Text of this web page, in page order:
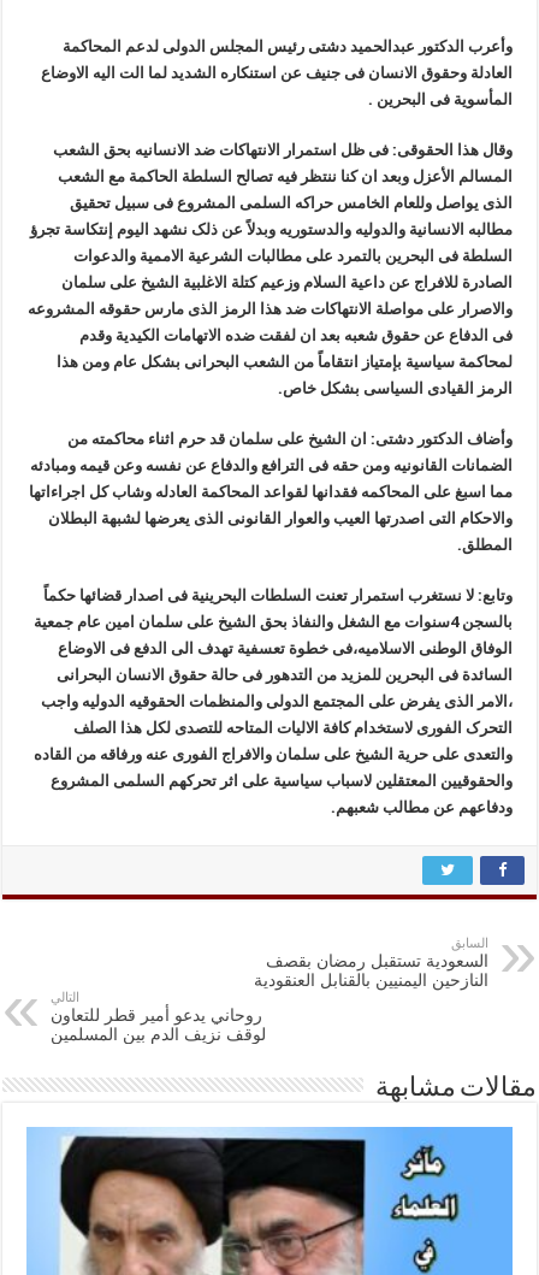
وأعرب الدکتور عبدالحمید دشتی رئیس المجلس الدولی لدعم المحاکمة
العادلة وحقوق الانسان فی جنیف عن استنکاره الشدید لما الت الیه الاوضاع
المأسویة فی البحرین .
وقال هذا الحقوقی: فی ظل استمرار الانتهاکات ضد الانسانیه بحق الشعب
المسالم الأعزل وبعد ان کنا ننتظر فیه تصالح السلطة الحاکمة مع الشعب
الذی یواصل وللعام الخامس حراکه السلمی المشروع فی سبیل تحقیق
مطالبه الانسانیة والدولیه والدستوریه وبدلاً عن ذلک نشهد الیوم إنتکاسة تجرؤ
السلطة فی البحرین بالتمرد علی مطالبات الشرعیة الاممیة والدعوات
الصادرة للافراج عن داعیة السلام وزعیم کتلة الاغلبیة الشیخ علی سلمان
والاصرار علی مواصلة الانتهاکات ضد هذا الرمز الذی مارس حقوقه المشروعه
فی الدفاع عن حقوق شعبه بعد ان لفقت ضده الاتهامات الکیدیة وقدم
لمحاکمة سیاسیة بإمتیاز انتقاماً من الشعب البحرانی بشکل عام ومن هذا
الرمز القیادی السیاسی بشکل خاص.
وأضاف الدکتور دشتی: ان الشیخ علی سلمان قد حرم اثناء محاکمته من
الضمانات القانونیه ومن حقه فی الترافع والدفاع عن نفسه وعن قیمه ومبادئه
مما اسبغ علی المحاکمه فقدانها لقواعد المحاکمة العادله وشاب کل اجراءاتها
والاحکام التی اصدرتها العیب والعوار القانونی الذی یعرضها لشبهة البطلان
المطلق.
وتابع: لا نستغرب استمرار تعنت السلطات البحرینیة فی اصدار قضائها حکماً
بالسجن 4سنوات مع الشغل والنفاذ بحق الشیخ علی سلمان امین عام جمعیة
الوفاق الوطنی الاسلامیه،فی خطوة تعسفیة تهدف الی الدفع فی الاوضاع
السائدة فی البحرین للمزید من التدهور فی حالة حقوق الانسان البحرانی
،الامر الذی یفرض علی المجتمع الدولی والمنظمات الحقوقیه الدولیه واجب
التحرک الفوری لاستخدام کافة الالیات المتاحه للتصدی لکل هذا الصلف
والتعدی علی حریة الشیخ علی سلمان والافراج الفوری عنه ورفاقه من القاده
والحقوقیین المعتقلین لاسباب سیاسیة علی اثر تحرکهم السلمی المشروع
ودفاعهم عن مطالب شعبهم.
السابق
السعودية تستقبل رمضان بقصف
النازحين اليمنيين بالقنابل العنقودية
التالي
روحاني يدعو أمير قطر للتعاون
لوقف نزيف الدم بين المسلمين
مقالات مشابهة